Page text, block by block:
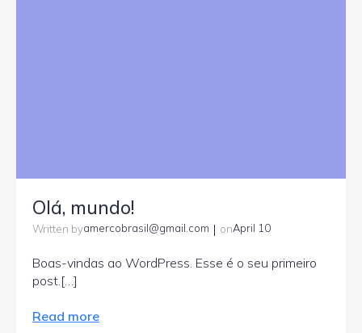
Olá, mundo!
Written byamercobrasil@gmail.com | onApril 10
Boas-vindas ao WordPress. Esse é o seu primeiro
post.[…]
Read more